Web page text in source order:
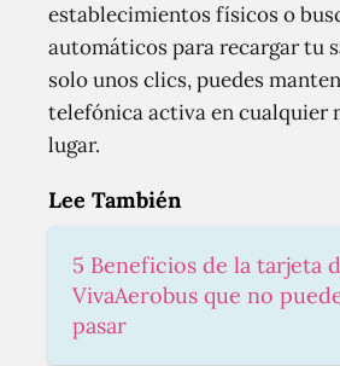
establecimientos físicos o
automáticos para recargar tu
solo unos clics, puedes
telefónica activa en cualquier
lugar.
Lee También
5 Beneficios de la tarjeta
VivaAerobus que no
pasar